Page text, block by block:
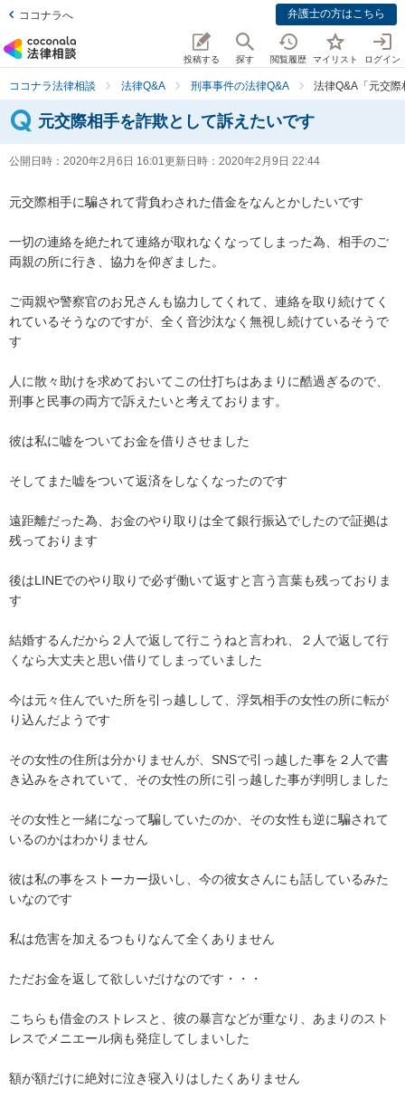
ココナラへ 弁護士の方はこちら
投稿する 探す 閲覧履歴 マイリスト ログイン
ココナラ法律相談 法律Q&A 刑事事件の法律Q&A 法律Q&A「元交
元交際相手を詐欺として訴えたいです
公開日時： 2020年2月6日 16:01更新日時： 2020年2月9日 22:44
元交際相手に騙されて背負わされた借金をなんとかしたいです
一切の連絡を絶たれて連絡が取れなくなってしまった為、相手のご
両親の所に行き、協力を仰ぎました。
ご両親や警察官のお兄さんも協力してくれて、連絡を取り続けてく
れているそうなのですが、全く音沙汰なく無視し続けているそうで
す
人に散々助けを求めておいてこの仕打ちはあまりに酷過ぎるので、
刑事と民事の両方で訴えたいと考えております。
彼は私に嘘をついてお金を借りさせました
そしてまた嘘をついて返済をしなくなったのです
遠距離だった為、お金のやり取りは全て銀行振込でしたので証拠は
残っております
後はLINEでのやり取りで必ず働いて返すと言う言葉も残っておりま
す
結婚するんだから２人で返して行こうねと言われ、２人で返して行
くなら大丈夫と思い借りてしまっていました
今は元々住んでいた所を引っ越しして、浮気相手の女性の所に転が
り込んだようです
その女性の住所は分かりませんが、SNSで引っ越した事を２人で書
き込みをされていて、その女性の所に引っ越した事が判明しました
その女性と一緒になって騙していたのか、その女性も逆に騙されて
いるのかはわかりません
彼は私の事をストーカー扱いし、今の彼女さんにも話しているみた
いなのです
私は危害を加えるつもりなんて全くありません
ただお金を返して欲しいだけなのです・・・
こちらも借金のストレスと、彼の暴言などが重なり、あまりのスト
レスでメニエール病も発症してしまいした
額が額だけに絶対に泣き寝入りはしたくありません